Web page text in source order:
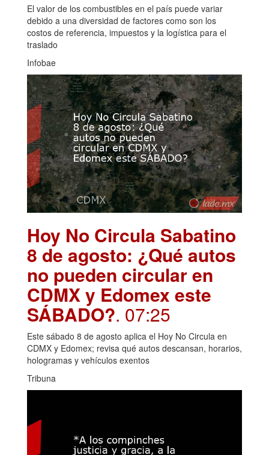
El valor de los combustibles en el país puede variar
debido a una diversidad de factores como son los
costos de referencia, impuestos y la logística para el
traslado
Infobae
Hoy No Circula Sabatino
8 de agosto: ¿Qué autos
no pueden circular en
CDMX y Edomex este
SÁBADO?. 07:25
Este sábado 8 de agosto aplica el Hoy No Circula en
CDMX y Edomex; revisa qué autos descansan, horarios,
hologramas y vehículos exentos
Tribuna